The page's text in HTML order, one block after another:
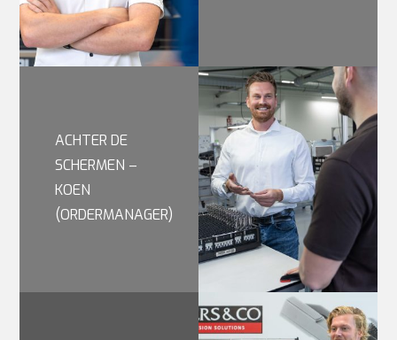
ACHTER DE
SCHERMEN –
KOEN
(ORDERMANAGER)